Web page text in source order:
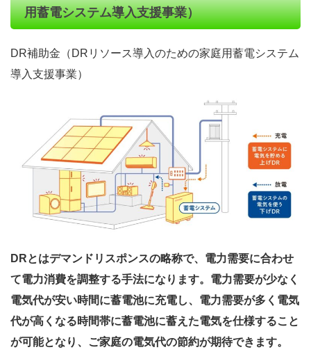
用蓄電システム導入支援事業）
DR補助金（DRリソース導入のための家庭用蓄電システム
導入支援事業）
DRとはデマンドリスポンスの略称で、電力需要に合わせ
て電力消費を調整する手法になります。電力需要が少なく
電気代が安い時間に蓄電池に充電し、電力需要が多く電気
代が高くなる時間帯に蓄電池に蓄えた電気を仕様すること
が可能となり、ご家庭の電気代の節約が期待できます。